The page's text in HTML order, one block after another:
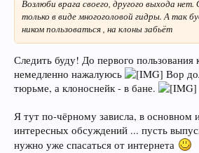
Возлюби врага своего, другого выхода
только в виде многоголовой гидры. А так
ником пользоваться , на клоны забьёт
Следить буду! До первого
немедленно нажалуюсь
Вор
тюрьме, а клоноснейк - в бане.
Я тут по-чёрному зависла, в основном
интересных обсуждений ... пусть
нужно уже спасаться от интернета